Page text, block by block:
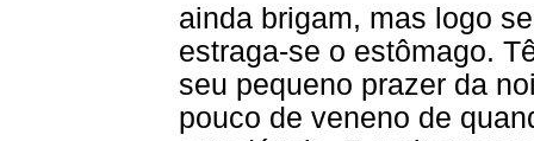
ainda brigam, mas logo
estraga-se o estômago.
seu pequeno prazer da
pouco de veneno de